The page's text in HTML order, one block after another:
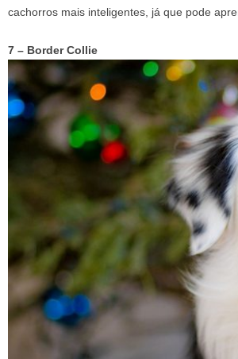
cachorros mais inteligentes, já que pode
7 – Border Collie